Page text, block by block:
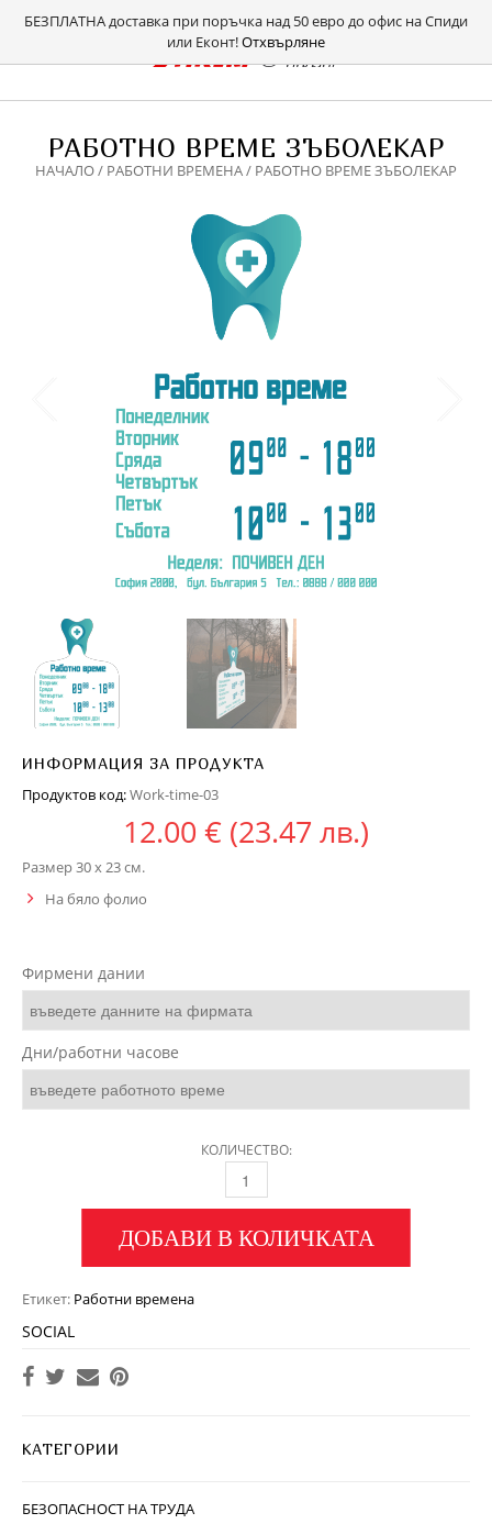
БЕЗПЛАТНА доставка при поръчка над 50 евро до офис на Спиди
или Еконт!Отхвърляне
РАБОТНО ВРЕМЕ ЗЪБОЛЕКАР
НАЧАЛО/ РАБОТНИ ВРЕМЕНА/ РАБОТНО ВРЕМЕ ЗЪБОЛЕКАР
ИНФОРМАЦИЯ ЗА ПРОДУКТА
Продуктов код:Work-time-03
12.00 € (23.47 лв.)
Размер 30 x 23 см.
На бяло фолио
Фирмени дании
Дни/работни часове
КОЛИЧЕСТВО:
ДОБАВИ В КОЛИЧКАТА
Етикет: Работни времена
SOCIAL
КАТЕГОРИИ
БЕЗОПАСНОСТ НА ТРУДА